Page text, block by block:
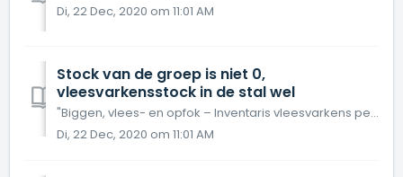
Di, 22 Dec, 2020 om 11:01 AM
Stock van de groep is niet 0,
vleesvarkensstock in de stal wel
"Biggen, vlees- en opfok – Inventaris vleesvarkens per stal" Er zal een inventaris staan die verkeerd geboekt is, op die inventaris dienen w...
Di, 22 Dec, 2020 om 11:01 AM